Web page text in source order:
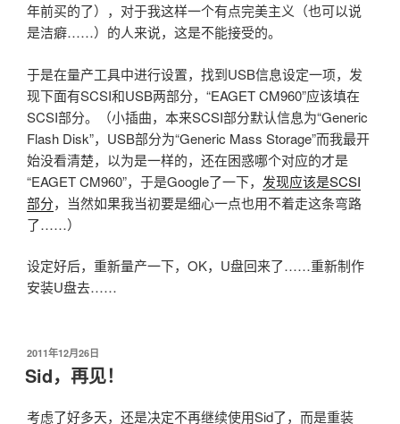
年前买的了），对于我这样一个有点完美主义（也可以说
是洁癖……）的人来说，这是不能接受的。
于是在量产工具中进行设置，找到USB信息设定一项，发
现下面有SCSI和USB两部分，“EAGET CM960”应该填在
SCSI部分。（小插曲，本来SCSI部分默认信息为“Generic
Flash Disk”，USB部分为“Generic Mass Storage”而我最开
始没看清楚，以为是一样的，还在困惑哪个对应的才是
“EAGET CM960”，于是Google了一下， 发现应该是SCSI
部分，当然如果我当初要是细心一点也用不着走这条弯路
了……）
设定好后，重新量产一下，OK，U盘回来了……重新制作
安装U盘去……
发
布
于
2011年12月26日
Sid，再见！
考虑了好多天，还是决定不再继续使用Sid了，而是重装